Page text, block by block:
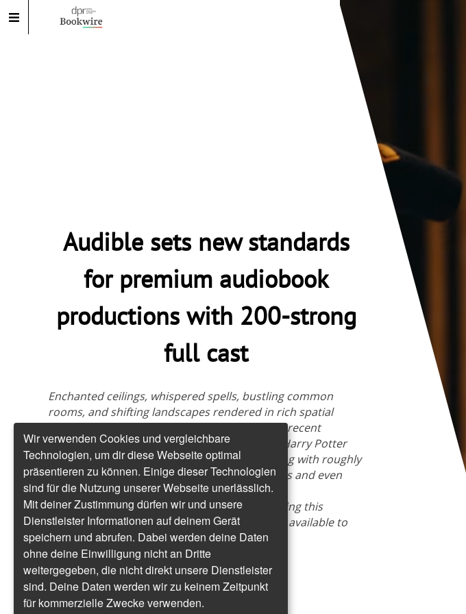
Audible sets new standards
for premium audiobook
productions with 200-strong
full cast
Enchanted ceilings, whispered spells, bustling common
rooms, and shifting landscapes rendered in rich spatial
detail – these are some of the ingredients of a recent
Pottermore/Audible production of the seven Harry Potter
volumes in audiobook format. They come along with roughly
200 human speakers playing the different roles and even
following the protagonists’ age grades.
There are quite a number of other things making this
production special, whose volume 1 is already available to
the listener.
Read more
Wir verwenden Cookies und vergleichbare
Technologien, um dir diese Webseite optimal
präsentieren zu können. Einige dieser Technologien
sind für die Nutzung unserer Webseite unerlässlich.
Mit deiner Zustimmung dürfen wir und unsere
Dienstleister Informationen auf deinem Gerät
speichern und abrufen. Dabei werden deine Daten
ohne deine Einwilligung nicht an Dritte
weitergegeben, die nicht direkt unsere Dienstleister
sind. Deine Daten werden wir zu keinem Zeitpunkt
für kommerzielle Zwecke verwenden.